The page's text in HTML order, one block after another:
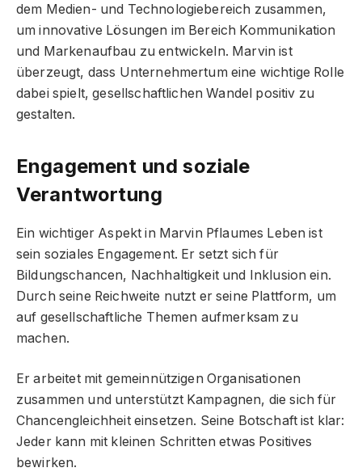
dem Medien- und Technologiebereich zusammen,
um innovative Lösungen im Bereich Kommunikation
und Markenaufbau zu entwickeln. Marvin ist
überzeugt, dass Unternehmertum eine wichtige Rolle
dabei spielt, gesellschaftlichen Wandel positiv zu
gestalten.
Engagement und soziale
Verantwortung
Ein wichtiger Aspekt in Marvin Pflaumes Leben ist
sein soziales Engagement. Er setzt sich für
Bildungschancen, Nachhaltigkeit und Inklusion ein.
Durch seine Reichweite nutzt er seine Plattform, um
auf gesellschaftliche Themen aufmerksam zu
machen.
Er arbeitet mit gemeinnützigen Organisationen
zusammen und unterstützt Kampagnen, die sich für
Chancengleichheit einsetzen. Seine Botschaft ist klar:
Jeder kann mit kleinen Schritten etwas Positives
bewirken.